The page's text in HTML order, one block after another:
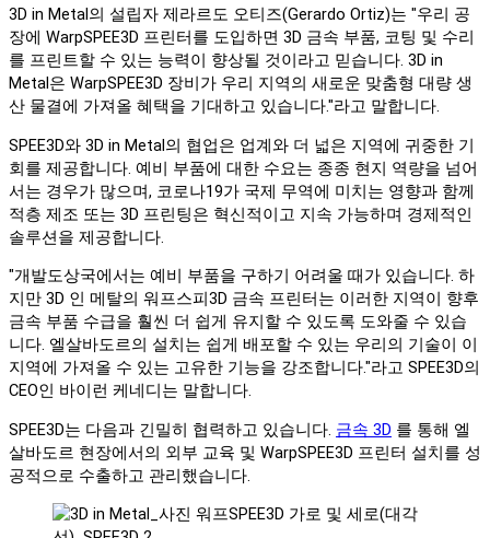
3D in Metal의 설립자 제라르도 오티즈(Gerardo Ortiz)는 "우리 공
장에 WarpSPEE3D 프린터를 도입하면 3D 금속 부품, 코팅 및 수리
를 프린트할 수 있는 능력이 향상될 것이라고 믿습니다. 3D in
Metal은 WarpSPEE3D 장비가 우리 지역의 새로운 맞춤형 대량 생
산 물결에 가져올 혜택을 기대하고 있습니다."라고 말합니다.
SPEE3D와 3D in Metal의 협업은 업계와 더 넓은 지역에 귀중한 기
회를 제공합니다. 예비 부품에 대한 수요는 종종 현지 역량을 넘어
서는 경우가 많으며, 코로나19가 국제 무역에 미치는 영향과 함께
적층 제조 또는 3D 프린팅은 혁신적이고 지속 가능하며 경제적인
솔루션을 제공합니다.
"개발도상국에서는 예비 부품을 구하기 어려울 때가 있습니다. 하
지만 3D 인 메탈의 워프스피3D 금속 프린터는 이러한 지역이 향후
금속 부품 수급을 훨씬 더 쉽게 유지할 수 있도록 도와줄 수 있습
니다. 엘살바도르의 설치는 쉽게 배포할 수 있는 우리의 기술이 이
지역에 가져올 수 있는 고유한 기능을 강조합니다."라고 SPEE3D의
CEO인 바이런 케네디는 말합니다.
SPEE3D는 다음과 긴밀히 협력하고 있습니다. 금속 3D 를 통해 엘
살바도르 현장에서의 외부 교육 및 WarpSPEE3D 프린터 설치를 성
공적으로 수출하고 관리했습니다.